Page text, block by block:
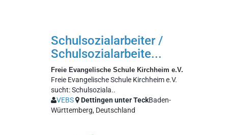
Schulsozialarbeiter /
Schulsozialarbeite...
Freie Evangelische Schule Kirchheim e.V.
Freie Evangelische Schule Kirchheim e.V.
sucht: Schulsoziala..
VEBS
Dettingen unter TeckBaden-
Württemberg, Deutschland